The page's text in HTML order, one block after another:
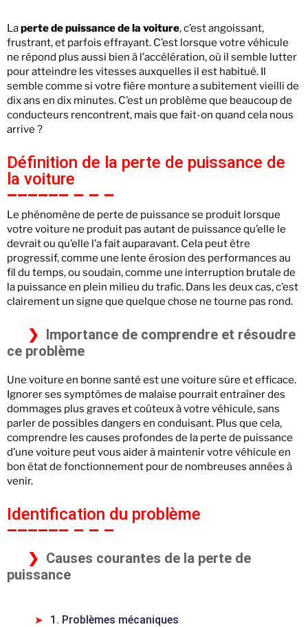
Laperte de puissance de la voiture, c’est angoissant,
frustrant, et parfois effrayant. C’est lorsque votre véhicule
ne répond plus aussi bien à l’accélération, où il semble lutter
pour atteindre les vitesses auxquelles il est habitué. Il
semble comme si votre fière monture a subitement vieilli de
dix ans en dix minutes. C’est un problème que beaucoup de
conducteurs rencontrent, mais que fait-on quand cela nous
arrive ?
Définition de la perte de puissance de
la voiture
Le phénomène de perte de puissance se produit lorsque
votre voiture ne produit pas autant de puissance qu’elle le
devrait ou qu’elle l’a fait auparavant. Cela peut être
progressif, comme une lente érosion des performances au
fil du temps, ou soudain, comme une interruption brutale de
la puissance en plein milieu du trafic. Dans les deux cas, c’est
clairement un signe que quelque chose ne tourne pas rond.
Importance de comprendre et résoudre
ce problème
Une voiture en bonne santé est une voiture sûre et efficace.
Ignorer ses symptômes de malaise pourrait entraîner des
dommages plus graves et coûteux à votre véhicule, sans
parler de possibles dangers en conduisant. Plus que cela,
comprendre les causes profondes de la perte de puissance
d’une voiture peut vous aider à maintenir votre véhicule en
bon état de fonctionnement pour de nombreuses années à
venir.
Identification du problème
Causes courantes de la perte de
puissance
1. Problèmes mécaniques